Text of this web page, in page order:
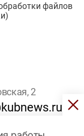
файлов
2